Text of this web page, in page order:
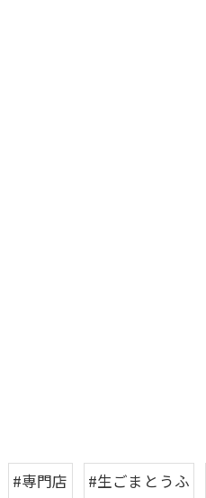
#専門店 #生ごまとうふ